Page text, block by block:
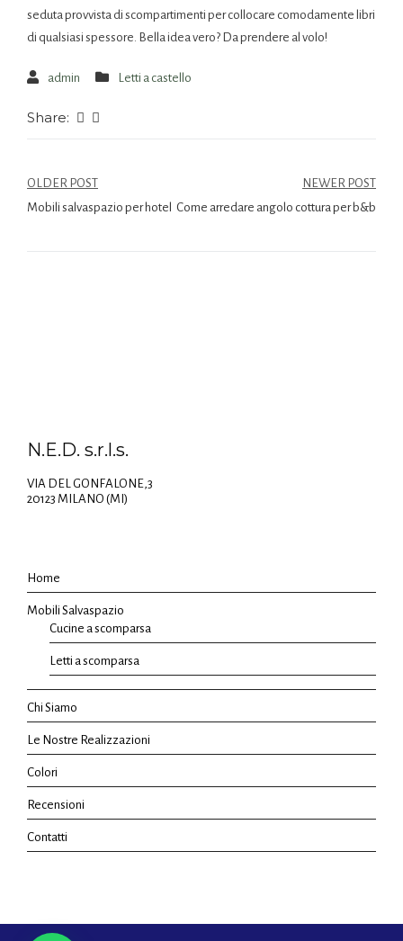
seduta provvista di scompartimenti per collocare comodamente libri
di qualsiasi spessore. Bella idea vero? Da prendere al volo!
admin Letti a castello
Share:
OLDER POST
Mobili salvaspazio per hotel
NEWER POST
Come arredare angolo cottura per b&b
N.E.D. s.r.l.s.
VIA DEL GONFALONE,3
20123 MILANO (MI)
Home
Mobili Salvaspazio
Cucine a scomparsa
Letti a scomparsa
Chi Siamo
Le Nostre Realizzazioni
Colori
Recensioni
Contatti